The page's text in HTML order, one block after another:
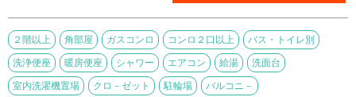
２階以上 角部屋 ガスコンロ コンロ２口以上 バス・トイレ別
洗浄便座 暖房便座 シャワー エアコン 給湯 洗面台
室内洗濯機置場 クロ－ゼット 駐輪場 バルコニ－